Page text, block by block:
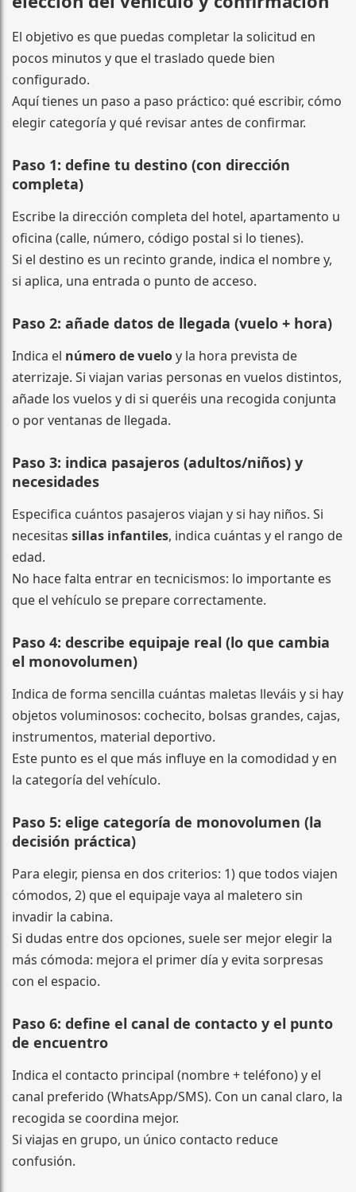
El objetivo es que puedas completar la solicitud en
pocos minutos y que el traslado quede bien
configurado.
Aquí tienes un paso a paso práctico: qué escribir, cómo
elegir categoría y qué revisar antes de confirmar.
Paso 1: define tu destino (con dirección
completa)
Escribe la dirección completa del hotel, apartamento u
oficina (calle, número, código postal si lo tienes).
Si el destino es un recinto grande, indica el nombre y,
si aplica, una entrada o punto de acceso.
Paso 2: añade datos de llegada (vuelo + hora)
Indica el número de vueloy la hora prevista de
aterrizaje. Si viajan varias personas en vuelos distintos,
añade los vuelos y di si queréis una recogida conjunta
o por ventanas de llegada.
Paso 3: indica pasajeros (adultos/niños) y
necesidades
Especifica cuántos pasajeros viajan y si hay niños. Si
necesitas sillas infantiles, indica cuántas y el rango de
edad.
No hace falta entrar en tecnicismos: lo importante es
que el vehículo se prepare correctamente.
Paso 4: describe equipaje real (lo que cambia
el monovolumen)
Indica de forma sencilla cuántas maletas lleváis y si hay
objetos voluminosos: cochecito, bolsas grandes, cajas,
instrumentos, material deportivo.
Este punto es el que más influye en la comodidad y en
la categoría del vehículo.
Paso 5: elige categoría de monovolumen (la
decisión práctica)
Para elegir, piensa en dos criterios: 1) que todos viajen
cómodos, 2) que el equipaje vaya al maletero sin
invadir la cabina.
Si dudas entre dos opciones, suele ser mejor elegir la
más cómoda: mejora el primer día y evita sorpresas
con el espacio.
Paso 6: define el canal de contacto y el punto
de encuentro
Indica el contacto principal (nombre + teléfono) y el
canal preferido (WhatsApp/SMS). Con un canal claro, la
recogida se coordina mejor.
Si viajas en grupo, un único contacto reduce
confusión.